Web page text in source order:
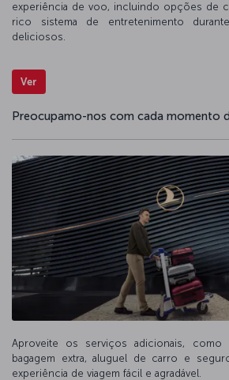
experiência de voo, incluindo opções de
rico sistema de entretenimento
deliciosos.
Ver
Preocupamo-nos com cada momento
Aproveite os serviços adicionais, como
bagagem extra, aluguel de carro e
experiência de viagem fácil e agradável.